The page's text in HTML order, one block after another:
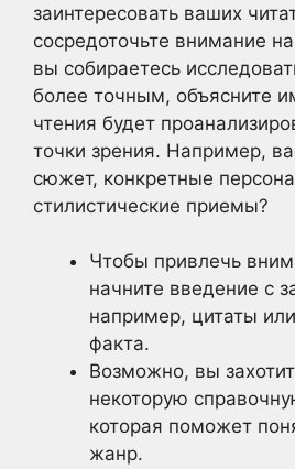
заинтересовать ваших
сосредоточьте внимание
вы собираетесь
более точным, объясните
чтения будет
точки зрения. Например,
сюжет, конкретные
стилистические приемы?
Чтобы привлечь
начните введение с
например, цитаты
факта.
Возможно, вы
некоторую
которая поможет
жанр.